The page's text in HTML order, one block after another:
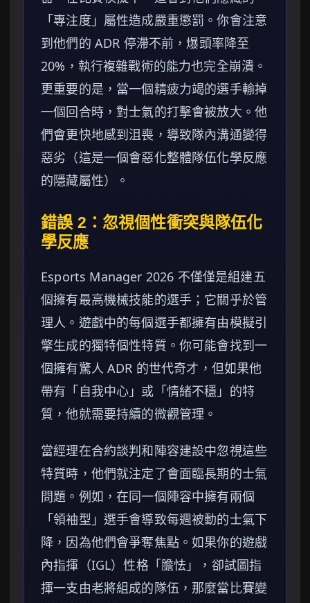
「專注度」屬性造成嚴重懲罰。你會注意
到他們的 ADR 停滯不前，爆頭率降至
20%，執行複雜戰術的能力也完全崩潰。
更重要的是，當一個精疲力竭的選手輸掉
一個回合時，對士氣的打擊會被放大。他
們會更快地感到沮喪，導致隊內溝通變得
惡劣（這是一個會惡化整體隊伍化學反應
的隱藏屬性）。
錯誤 2：忽視個性衝突與隊伍化
學反應
Esports Manager 2026 不僅僅是組建五
個擁有最高機械技能的選手；它關乎於管
理人。遊戲中的每個選手都擁有由模擬引
擎生成的獨特個性特質。你可能會找到一
個擁有驚人 ADR 的世代奇才，但如果他
帶有「自我中心」或「情緒不穩」的特
質，他就需要持續的微觀管理。
當經理在合約談判和陣容建設中忽視這些
特質時，他們就注定了會面臨長期的士氣
問題。例如，在同一個陣容中擁有兩個
「領袖型」選手會導致每週被動的士氣下
降，因為他們會爭奪焦點。如果你的遊戲
內指揮（IGL）性格「膽怯」，卻試圖指
揮一支由老將組成的隊伍，那麼當比賽變